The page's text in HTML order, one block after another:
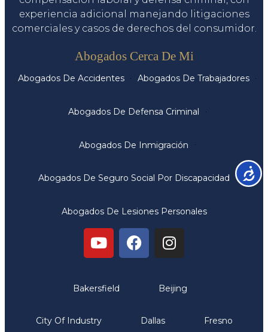
experiencia adicional manejando litigaciones
comerciales y casos de derechos del consumidor.
Abogados Cerca De Mi
Abogados De Accidentes Abogados De Trabajadores
Abogados De Defensa Criminal
Abogados De Inmigración
Abogados De Seguro Social Por Discapacidad
Abogados De Lesiones Personales
Bakersfield Beijing
City Of Industry Dallas Fresno